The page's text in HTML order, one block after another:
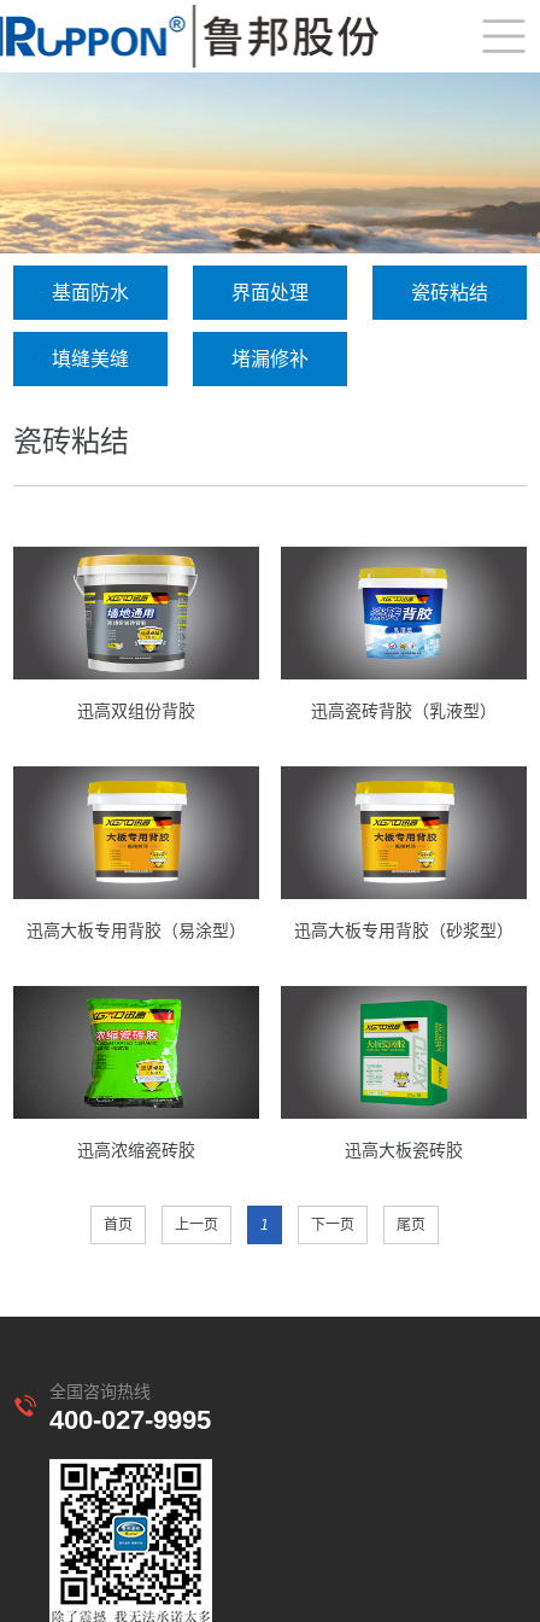
基面防水 界面处理 瓷砖粘结
填缝美缝 堵漏修补
瓷砖粘结
迅高双组份背胶 迅高瓷砖背胶（乳液型）
迅高大板专用背胶（易涂型） 迅高大板专用背胶（砂浆型）
迅高浓缩瓷砖胶 迅高大板瓷砖胶
首页 上一页 1 下一页 尾页
全国咨询热线
400-027-9995